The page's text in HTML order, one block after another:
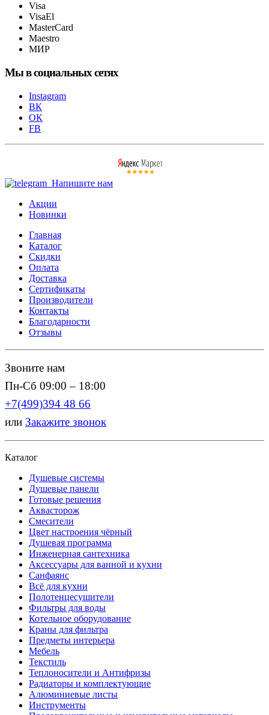
Visa
VisaEl
MasterCard
Maestro
МИР
Мы в социальных сетях
Instagram
ВК
ОК
FB
Напишите нам
Акции
Новинки
Главная
Каталог
Скидки
Оплата
Доставка
Сертификаты
Производители
Контакты
Благодарности
Отзывы
Звоните нам
Пн-Сб 09:00 – 18:00
+7(499)394 48 66
или Закажите звонок
Каталог
Душевые системы
Душевые панели
Готовые решения
Аквасторож
Смесители
Цвет настроения чёрный
Душевая программа
Инженерная сантехника
Аксессуары для ванной и кухни
Санфаянс
Всё для кухни
Полотенцесушители
Фильтры для воды
Котельное оборудование
Краны для фильтра
Предметы интерьера
Мебель
Текстиль
Теплоносители и Антифризы
Радиаторы и комплектующие
Алюминиевые листы
Инструменты